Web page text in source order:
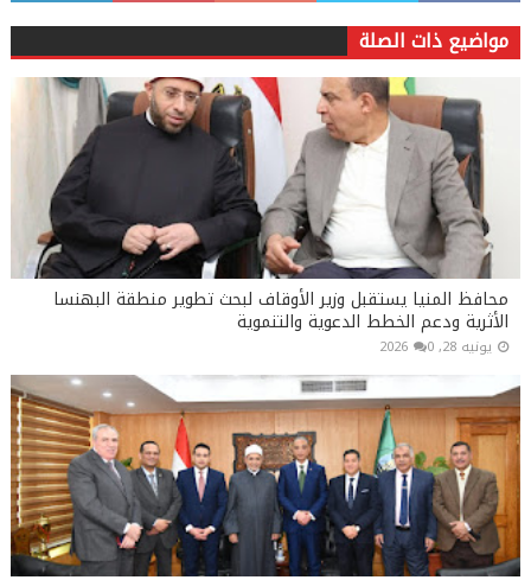
مواضيع ذات الصلة
محافظ المنيا يستقبل وزير الأوقاف لبحث تطوير منطقة البهنسا
الأثرية ودعم الخطط الدعوية والتنموية
يونيه 28, 2026 0